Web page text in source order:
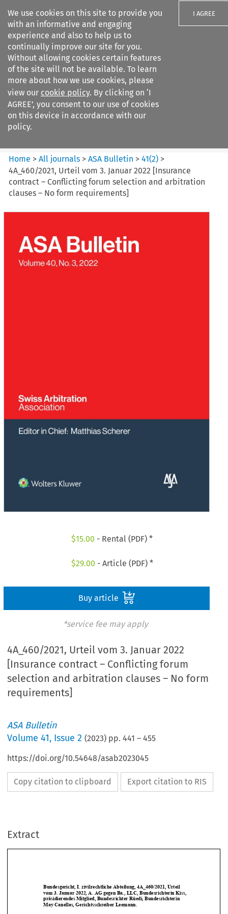
We use cookies on this site to provide you
with an informative and engaging
experience and also to help us to
continually improve our site for you.
Without allowing cookies certain features
of the site will not be available. To learn
more about how we use cookies, please
view our cookie policy. By clicking on ‘I
AGREE’, you consent to our use of cookies
on this device in accordance with our
policy.
I AGREE
Search filters
ASA Bulletin
Home >All journals >ASA Bulletin >41(2) >
4A_460/2021, Urteil vom 3. Januar 2022 [Insurance
contract – Conflicting forum selection and arbitration
clauses – No form requirements]
$15.00 - Rental (PDF) *
$29.00 - Article (PDF) *
Buy article
*service fee may apply
4A_460/2021, Urteil vom 3. Januar 2022
[Insurance contract – Conflicting forum
selection and arbitration clauses – No form
requirements]
ASA Bulletin
Volume41, Issue 2 (2023) pp.441 –455
https://doi.org/10.54648/asab2023045
Copy citation to clipboard Export citation to RIS
Extract





May Canellas, Gerichtsschreiber Leemann.
Schiedsbeschwerde – Auslegung Schiedsklausel